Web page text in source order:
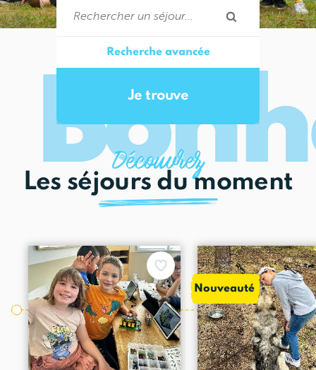
Recherche avancée
Découvrez
Les séjours du moment
Nouveauté